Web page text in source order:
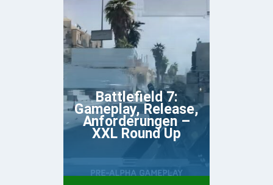
Battlefield 7:
Gameplay, Release,
Anforderungen –
XXL Round Up